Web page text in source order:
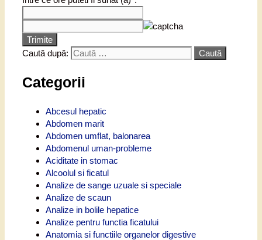
Trimite
Caută după:
Categorii
Abcesul hepatic
Abdomen marit
Abdomen umflat, balonarea
Abdomenul uman-probleme
Aciditate in stomac
Alcoolul si ficatul
Analize de sange uzuale si speciale
Analize de scaun
Analize in bolile hepatice
Analize pentru functia ficatului
Anatomia si functiile organelor digestive